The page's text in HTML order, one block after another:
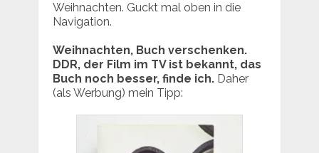
Weihnachten. Guckt mal oben in die
Navigation.
Weihnachten, Buch verschenken.
DDR, der Film im TV ist bekannt, das
Buch noch besser, finde ich.Daher
(als Werbung) mein Tipp: